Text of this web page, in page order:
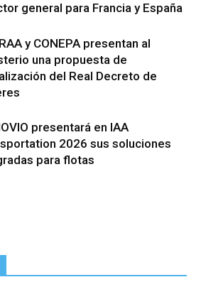
general para Francia y España
y CONEPA presentan al
una propuesta de
del Real Decreto de
presentará en IAA
2026 sus soluciones
para flotas